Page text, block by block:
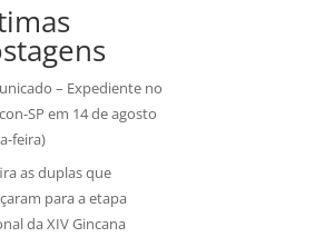
– Expediente no
SP em 14 de agosto
feira)
as duplas que
para a etapa
da XIV Gincana